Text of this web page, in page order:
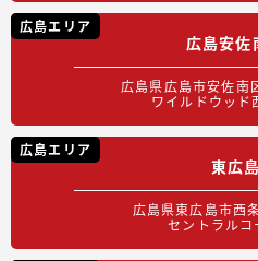
広島エリア
広島安佐
広島県広島市安佐南
ワイルドウッ
広島エリア
東広
広島県東広島市西
セントラル